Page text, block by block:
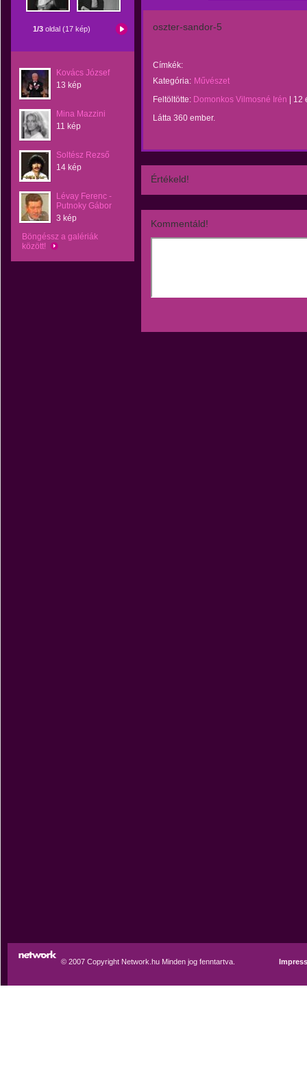
1/3 oldal (17 kép)
Kovács József
13 kép
Mina Mazzini
11 kép
Soltész Rezső
14 kép
Lévay Ferenc -
Putnoky Gábor
3 kép
Böngéssz a galériák
között!
oszter-sandor-5
Címkék:
Kategória: Művészet
Feltöltötte: Domonkos Vilmosné Irén
12
Látta 360 ember.
Értékeld!
Kommentáld!
© 2007 Copyright Network.hu Minden jog fenntartva.